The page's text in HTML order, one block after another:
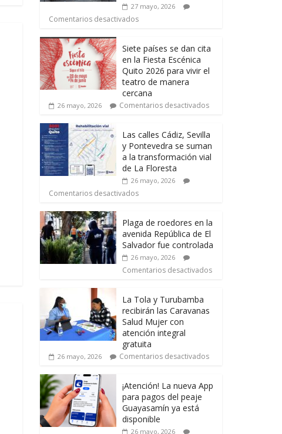
27 mayo, 2026
Comentarios desactivados
Siete países se dan cita
en la Fiesta Escénica
Quito 2026 para vivir el
teatro de manera
cercana
26 mayo, 2026 Comentarios desactivados
Las calles Cádiz, Sevilla
y Pontevedra se suman
a la transformación vial
de La Floresta
26 mayo, 2026
Comentarios desactivados
Plaga de roedores en la
avenida República de El
Salvador fue controlada
26 mayo, 2026
Comentarios desactivados
La Tola y Turubamba
recibirán las Caravanas
Salud Mujer con
atención integral
gratuita
26 mayo, 2026 Comentarios desactivados
¡Atención! La nueva App
para pagos del peaje
Guayasamín ya está
disponible
26 mayo, 2026